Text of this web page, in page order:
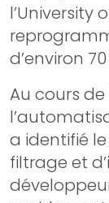
l’University
d’environ 70
Au cours
a identifié
filtrage et